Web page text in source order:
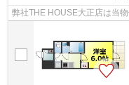
弊社THE HOUSE大正店は当